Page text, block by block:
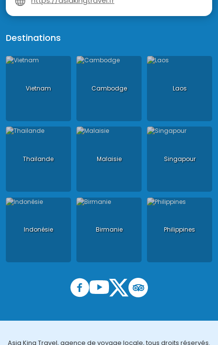
Destinations
Vietnam Cambodge Laos
Thailande Malaisie Singapour
Indonésie Birmanie Philippines
Asia King Travel, agence de voyage locale, tous droits réservés.